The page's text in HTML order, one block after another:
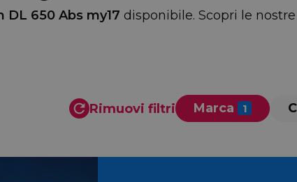
DL 650 Abs my17 disponibile. Scopri le
Rimuovi filtri Marca